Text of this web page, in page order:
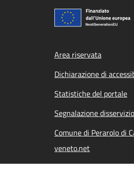
Footer
Area riservata
Dichiarazione di
Statistiche del portale
Segnalazione disservizio
Comune di Perarolo di
veneto.net